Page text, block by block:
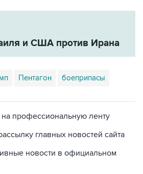
и США против Ирана
Пентагон боеприпасы
на профессиональную ленту
главных новостей сайта
новости в официальном